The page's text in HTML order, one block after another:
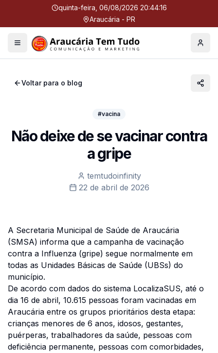
quinta-feira, 06/08/2026 20:44:17
Araucária - PR
Menu Perfil
Voltar para o blog
#vacina
Não deixe de se vacinar contra
a gripe
temtudoinfinity
22 de abril de 2026
A Secretaria Municipal de Saúde de Araucária
(SMSA) informa que a campanha de vacinação
contra a Influenza (gripe) segue normalmente em
todas as Unidades Básicas de Saúde (UBSs) do
município.
De acordo com dados do sistema LocalizaSUS, até o
dia 16 de abril, 10.615 pessoas foram vacinadas em
Araucária entre os grupos prioritários desta etapa:
crianças menores de 6 anos, idosos, gestantes,
puérperas, trabalhadores da saúde, pessoas com
deficiência permanente, pessoas com comorbidades,